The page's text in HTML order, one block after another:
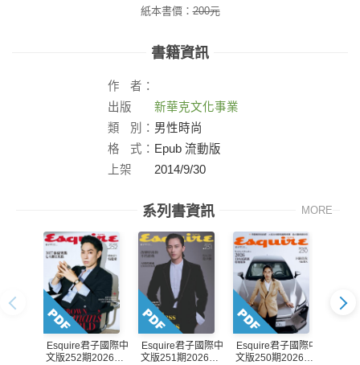
紙本書價：200元
書籍資訊
作
者：
出版
社：
新華克文化事業
類
別： 男性時尚
格
式： Epub 流動版
上架
2014/9/30
系列書資訊 MORE
Esquire君子國際中
文版252期2026年8
Esquire君子國際中
文版251期2026年7
Esquire君子國際中
文版250期2026年6